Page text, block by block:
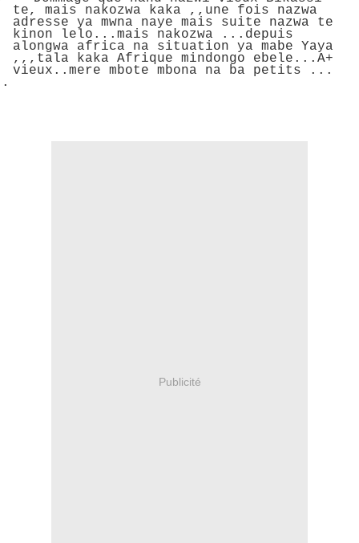
te, mais nakozwa kaka ,,une fois nazwa
adresse ya mwna naye mais suite nazwa te
kinon lelo...mais nakozwa ...depuis
alongwa africa na situation ya mabe Yaya
,,,tala kaka Afrique mindongo ebele...A+
vieux..mere mbote mbona na ba petits ...
Publicité